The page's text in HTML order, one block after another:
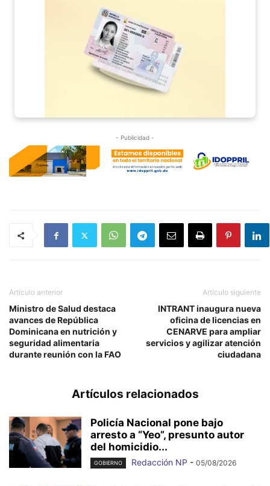
- Publicidad -
Artículo anterior
Ministro de Salud destaca
avances de República
Dominicana en nutrición y
seguridad alimentaria
durante reunión con la FAO
Artículo siguiente
INTRANT inaugura nueva
oficina de licencias en
CENARVE para ampliar
servicios y agilizar atención
ciudadana
Artículos relacionados
Policía Nacional pone bajo
arresto a “Yeo”, presunto autor
del homicidio...
GOBIERNO Redacción NP - 05/08/2026